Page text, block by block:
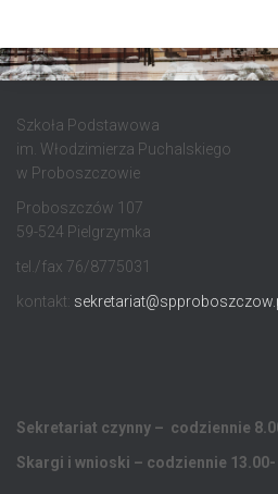
Szkoła Podstawowa
im. Włodzimierza Puchalskiego
w Proboszczowie
Proboszczów 107
59-524 Pielgrzymka
tel./fax 76/8775031
kontakt:
Sekretariat czynny – codziennie
Skargi i wnioski – codziennie 13.00-